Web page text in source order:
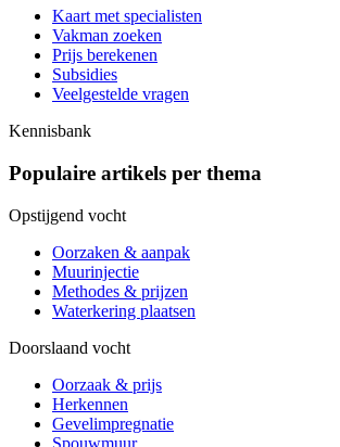
Kaart met specialisten
Vakman zoeken
Prijs berekenen
Subsidies
Veelgestelde vragen
Kennisbank
Populaire artikels per thema
Opstijgend vocht
Oorzaken & aanpak
Muurinjectie
Methodes & prijzen
Waterkering plaatsen
Doorslaand vocht
Oorzaak & prijs
Herkennen
Gevelimpregnatie
Spouwmuur